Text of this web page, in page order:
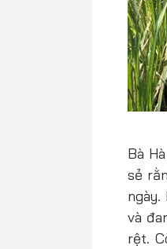
Bà
sẻ
và
rệt.